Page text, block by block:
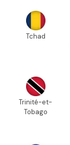
Tchad
Trinité-et-
Tobago